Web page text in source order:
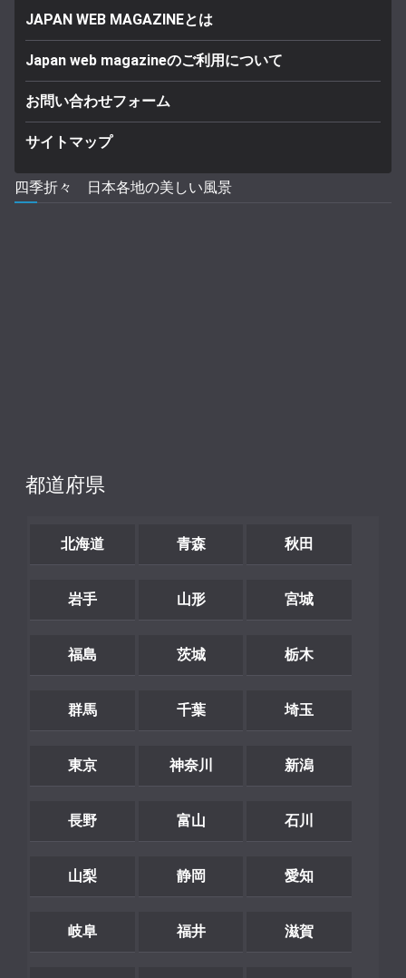
JAPAN WEB MAGAZINEとは
Japan web magazineのご利用について
お問い合わせフォーム
サイトマップ
四季折々 日本各地の美しい風景
都道府県
北海道 青森 秋田
岩手 山形 宮城
福島 茨城 栃木
群馬 千葉 埼玉
東京 神奈川 新潟
長野 富山 石川
山梨 静岡 愛知
岐阜 福井 滋賀